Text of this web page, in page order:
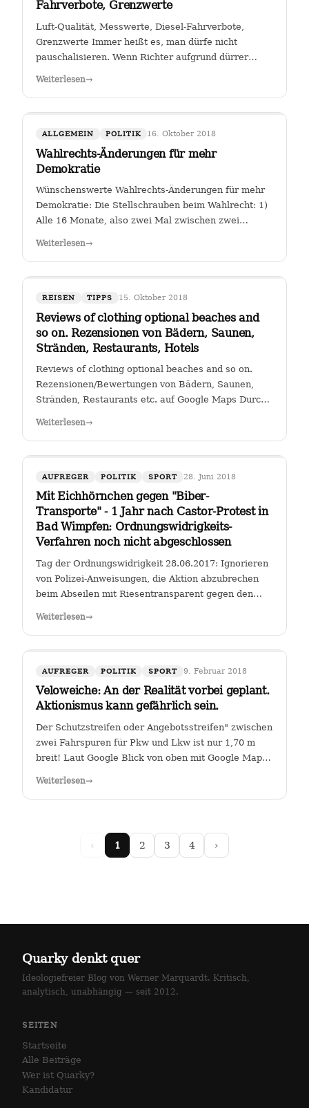
Fahrverbote, Grenzwerte
Luft-Qualität, Messwerte, Diesel-Fahrverbote,
Grenzwerte Immer heißt es, man dürfe nicht
pauschalisieren. Wenn Richter aufgrund dürrer
Weiterlesen→
ALLGEMEIN POLITIK 16. Oktober 2018
Wahlrechts-Änderungen für mehr
Demokratie
Wünschenswerte Wahlrechts-Änderungen für mehr
Demokratie: Die Stellschrauben beim Wahlrecht: 1)
Alle 16 Monate, also zwei Mal zwischen zwei
Weiterlesen→
REISEN TIPPS 15. Oktober 2018
Reviews of clothing optional beaches and
so on. Rezensionen von Bädern, Saunen,
Stränden, Restaurants, Hotels
Reviews of clothing optional beaches and so on.
Rezensionen/Bewertungen von Bädern, Saunen,
Stränden, Restaurants etc. auf Google Maps Durch
Weiterlesen→
AUFREGER POLITIK SPORT 28. Juni 2018
Mit Eichhörnchen gegen "Biber-
Transporte" - 1 Jahr nach Castor-Protest in
Bad Wimpfen: Ordnungswidrigkeits-
Verfahren noch nicht abgeschlossen
Tag der Ordnungswidrigkeit 28.06.2017: Ignorieren
von Polizei-Anweisungen, die Aktion abzubrechen
beim Abseilen mit Riesentransparent gegen den
Weiterlesen→
AUFREGER POLITIK SPORT 9. Februar 2018
Veloweiche: An der Realität vorbei geplant.
Aktionismus kann gefährlich sein.
Der Schutzstreifen oder Angebotsstreifen" zwischen
zwei Fahrspuren für Pkw und Lkw ist nur 1,70 m
breit! Laut Google Blick von oben mit Google Maps
Weiterlesen→
‹ 1 2 3 4 ›
Quarky denkt quer
Ideologiefreier Blog von Werner Marquardt. Kritisch,
analytisch, unabhängig — seit 2012.
SEITEN
Startseite
Alle Beiträge
Wer ist Quarky?
Kandidatur